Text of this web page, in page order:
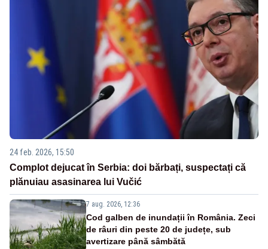
24 feb. 2026, 15:50
Complot dejucat în Serbia: doi bărbați, suspectați că
plănuiau asasinarea lui Vučić
7 aug. 2026, 12:36
Cod galben de inundații în România. Zeci
de râuri din peste 20 de județe, sub
avertizare până sâmbătă